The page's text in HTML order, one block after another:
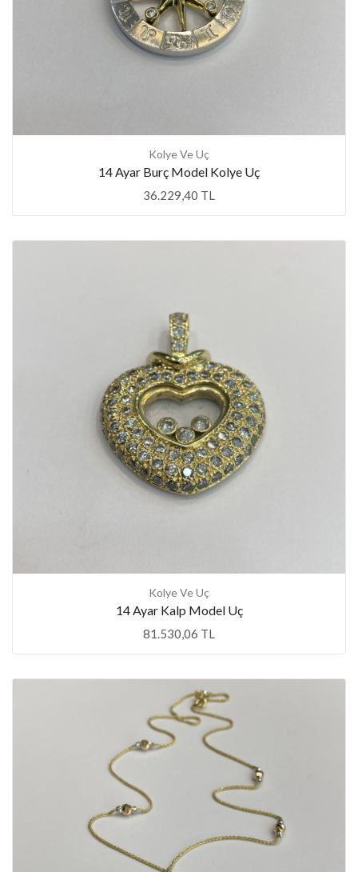
Kolye Ve Uç
14 Ayar Burç Model Kolye Uç
36.229,40 TL
Kolye Ve Uç
14 Ayar Kalp Model Uç
81.530,06 TL